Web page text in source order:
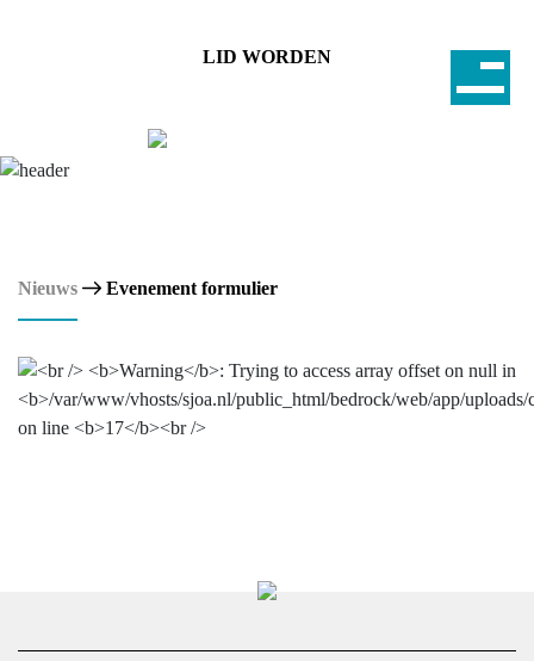
LID WORDEN
Nieuws Evenement formulier